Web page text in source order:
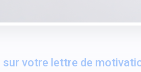
votre lettre de